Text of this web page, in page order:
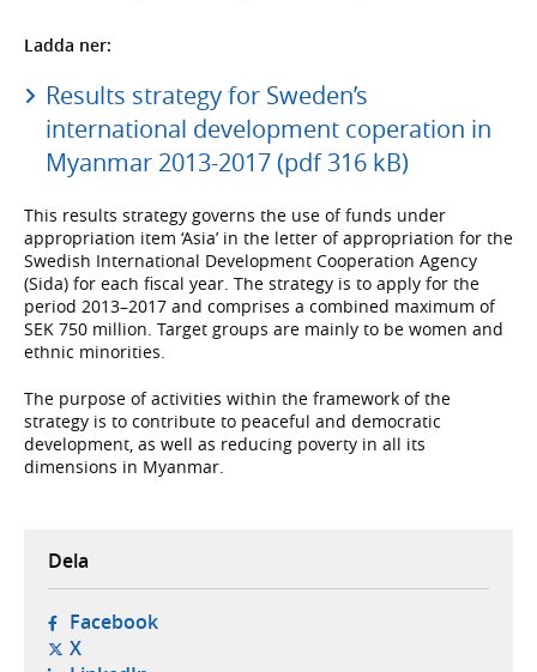
Ladda ner:
Results strategy for Sweden’s
international development coperation in
Myanmar 2013-2017 (pdf 316 kB)
This results strategy governs the use of funds under
appropriation item ‘Asia’ in the letter of appropriation for the
Swedish International Development Cooperation Agency
(Sida) for each fiscal year. The strategy is to apply for the
period 2013–2017 and comprises a combined maximum of
SEK 750 million. Target groups are mainly to be women and
ethnic minorities.
The purpose of activities within the framework of the
strategy is to contribute to peaceful and democratic
development, as well as reducing poverty in all its
dimensions in Myanmar.
Dela
Facebook- öppnas i ny flik, extern webbplats,
X- öppnas i ny flik, extern webbplats,